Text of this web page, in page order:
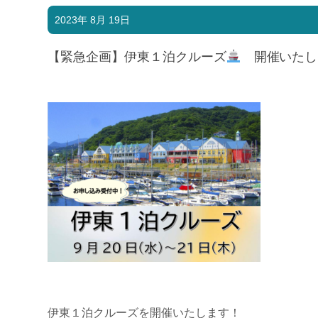
2023年 8月 19日
【緊急企画】伊東１泊クルーズ 開催いた
伊東１泊クルーズを開催いたします！